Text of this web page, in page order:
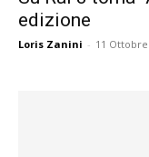
edizione
Loris Zanini - 11 Ottobre